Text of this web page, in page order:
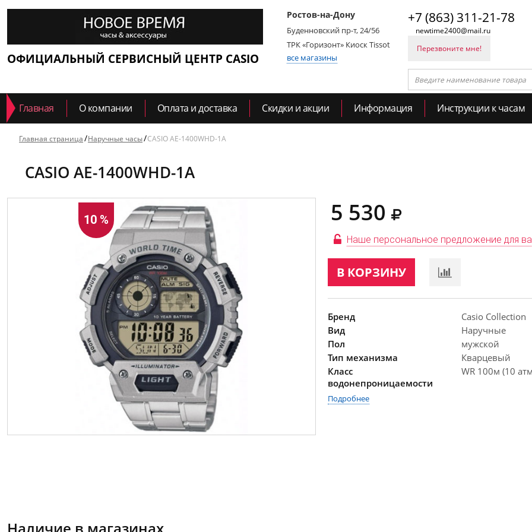
ОФИЦИАЛЬНЫЙ СЕРВИСНЫЙ ЦЕНТР CASIO
Ростов-на-Дону
Буденновский пр-т, 24/56
ТРК «Горизонт» Киоск Tissot
все магазины
+7 (863) 311-21-78
newtime2400@mail.ru
Перезвоните мне!
Главная О компании Оплата и доставка Скидки и акции Информация Инструкции к часам
Главная страница Наручные часы CASIO AE-1400WHD-1A
CASIO AE-1400WHD-1A
10 % 5 530
Наше персональное предложение для
В КОРЗИНУ
Бренд
Casio Collection
Вид
Наручные
Пол
мужской
Тип механизма
Кварцевый
Класс
водонепроницаемости
WR 100м (10
Подробнее